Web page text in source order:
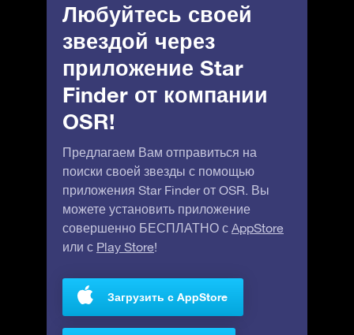
Любуйтесь своей
звездой через
приложение Star
Finder от компании
OSR!
Предлагаем Вам отправиться на
поиски своей звезды с помощью
приложения Star Finder от OSR. Вы
можете установить приложение
совершенно БЕСПЛАТНО с AppStore
или с Play Store!
Загрузить с AppStore